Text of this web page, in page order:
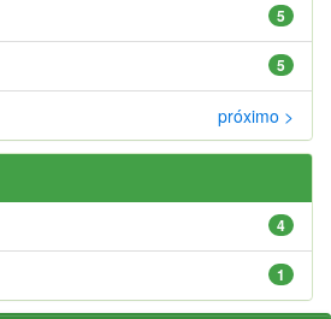
5
5
próximo >
4
1